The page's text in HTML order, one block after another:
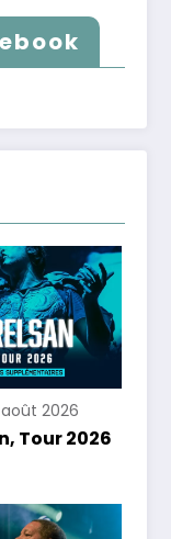
2026
Tour 2026